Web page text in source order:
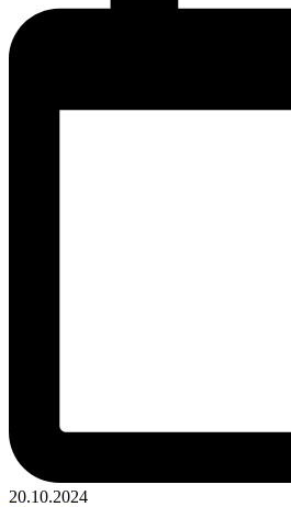
20.10.2024